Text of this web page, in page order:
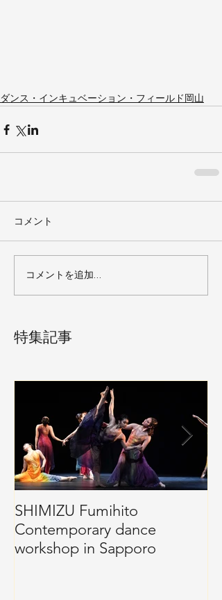
ダンス・インキュベーション・フィールド岡山
コメント
コメントを追加…
特集記事
SHIMIZU Fumihito
Contemporary dance
workshop in Sapporo